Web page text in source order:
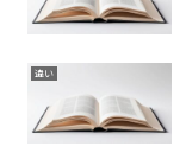
違い